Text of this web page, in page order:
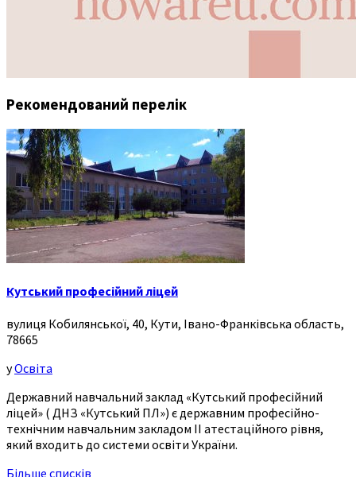
Рекомендований перелік
Кутський професійний ліцей
вулиця Кобилянської, 40, Кути, Івано-Франківська область,
78665
уОсвіта
Державний навчальний заклад «Кутський професійний
ліцей» ( ДНЗ «Кутський ПЛ») є державним професійно-
технічним навчальним закладом ІІ атестаційного рівня,
який входить до системи освіти України.
Більше списків